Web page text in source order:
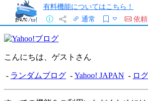
有料機能についてはこちら！
通常
依頼